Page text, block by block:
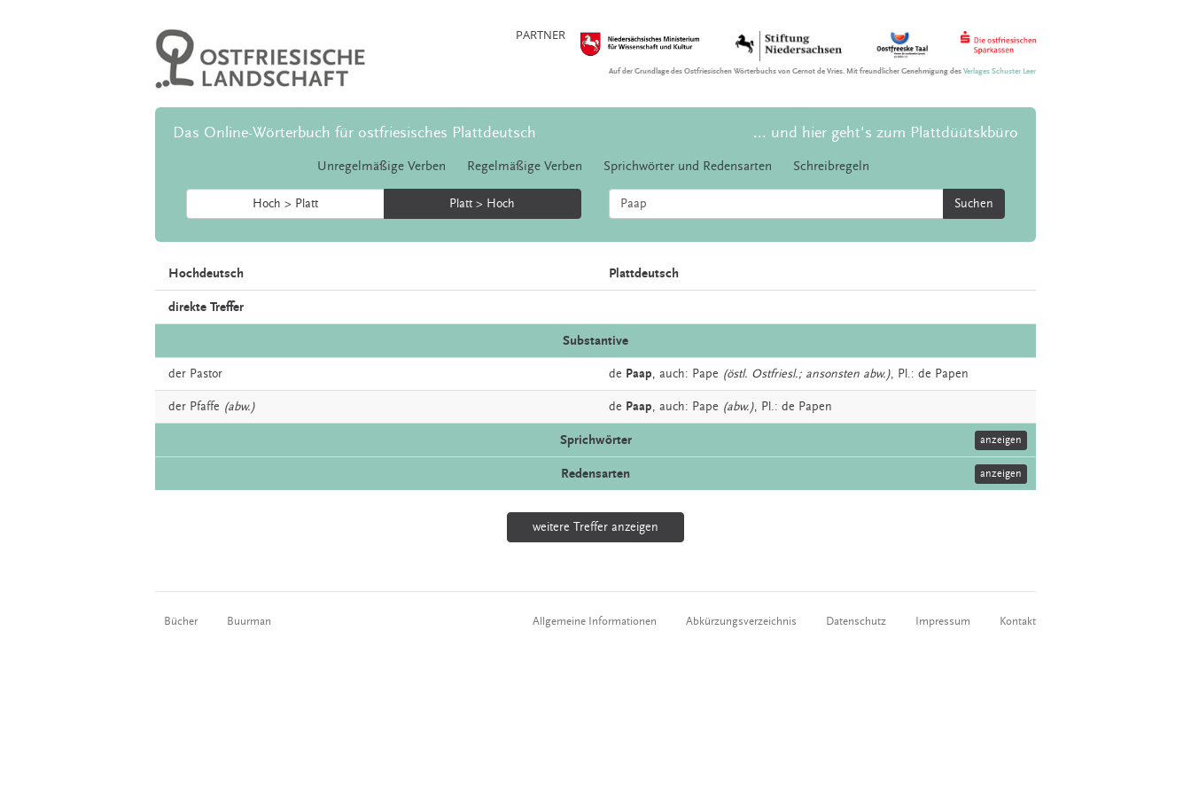
PARTNER
Auf der Grundlage des Ostfriesischen Wörterbuchs von Gernot de Vries. Mit freundlicher Genehmigung desVerlages Schuster Leer
Das Online-Wörterbuch für ostfriesisches Plattdeutsch ... und hier geht's zum Plattdüütskbüro
Unregelmäßige Verben Regelmäßige Verben Sprichwörter und Redensarten Schreibregeln
Hoch > Platt Platt > Hoch Suchen
Hochdeutsch Plattdeutsch
direkte Treffer
Substantive
der Pastor de Paap, auch: Pape (östl. Ostfriesl.; ansonsten abw.), Pl.: de Papen
der Pfaffe (abw.) de Paap, auch: Pape (abw.), Pl.: de Papen
Sprichwörter anzeigen
Redensarten anzeigen
weitere Treffer anzeigen
Bücher Buurman Allgemeine Informationen Abkürzungsverzeichnis Datenschutz Impressum Kontakt